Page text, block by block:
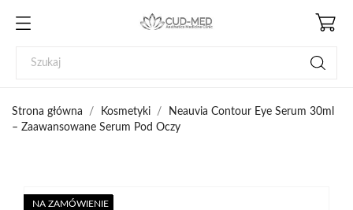
Strona główna Kosmetyki
Neauvia Contour Eye Serum 30ml
– Zaawansowane Serum Pod Oczy
NA ZAMÓWIENIE
NA ZAMÓWIENIE